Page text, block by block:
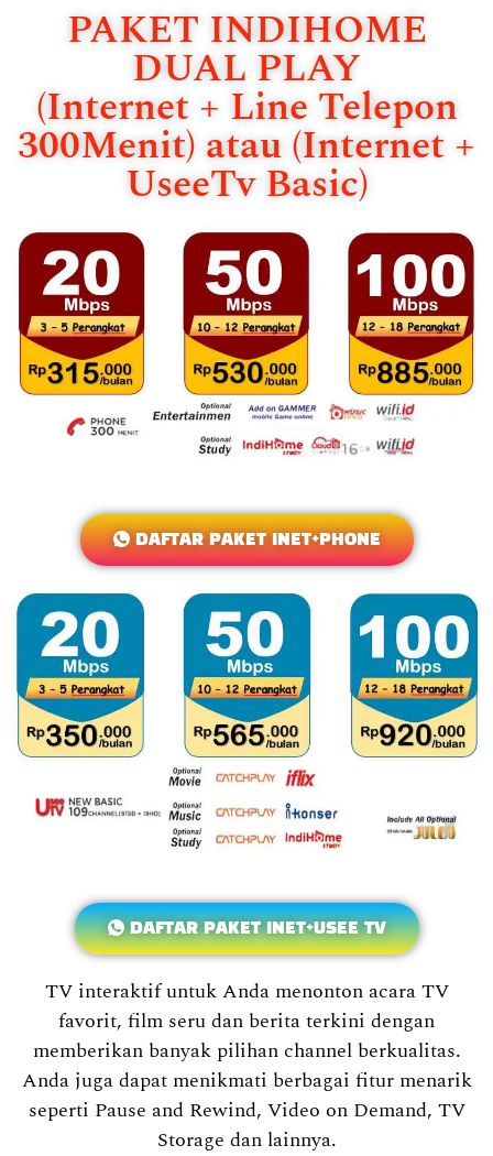
PAKET INDIHOME
DUAL PLAY
(Internet + Line Telepon
300Menit) atau (Internet +
UseeTv Basic)
DAFTAR PAKET INET+PHONE
DAFTAR PAKET INET+USEE TV
TV interaktif untuk Anda menonton acara TV
favorit, film seru dan berita terkini dengan
memberikan banyak pilihan channel berkualitas.
Anda juga dapat menikmati berbagai fitur menarik
seperti Pause and Rewind, Video on Demand, TV
Storage dan lainnya.